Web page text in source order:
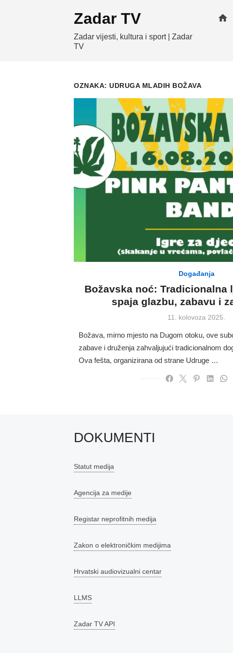
Zadar TV
Zadar vijesti, kultura i sport | Zadar
TV
home
OZNAKA: UDRUGA MLADIH BOŽAVA
Događanja
Božavska noć: Tradicionalna
spaja glazbu, zabavu i
Posted
11. kolovoza 2025.
Božava, mirno mjesto na Dugom otoku, ove
zabave i druženja zahvaljujući tradicionalnom
Ova fešta, organizirana od strane Udruge …
DOKUMENTI
Statut medija
Agencija za medije
Registar neprofitnih medija
Zakon o elektroničkim medijima
Hrvatski audiovizualni centar
LLMS
Zadar TV API